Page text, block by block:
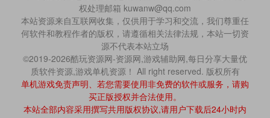
权处理邮箱 kuwanw@qq.com
本站资源来自互联网收集，仅供用于学习和交流，我们尊重任
何软件和教程作者的版权，请遵循相关法律法规，本站一切资
源不代表本站立场
©2019-2026酷玩资源网-资源网,游戏辅助网,每日分享大量优
质软件资源,游戏单机资源！ All right reserved. 版权所有
单机游戏免责声明、若您需要使用非免费的软件或服务，请购
买正版授权并合法使用。
本站全部内容采用撰写共用版权协议,请用户下载后24小时内